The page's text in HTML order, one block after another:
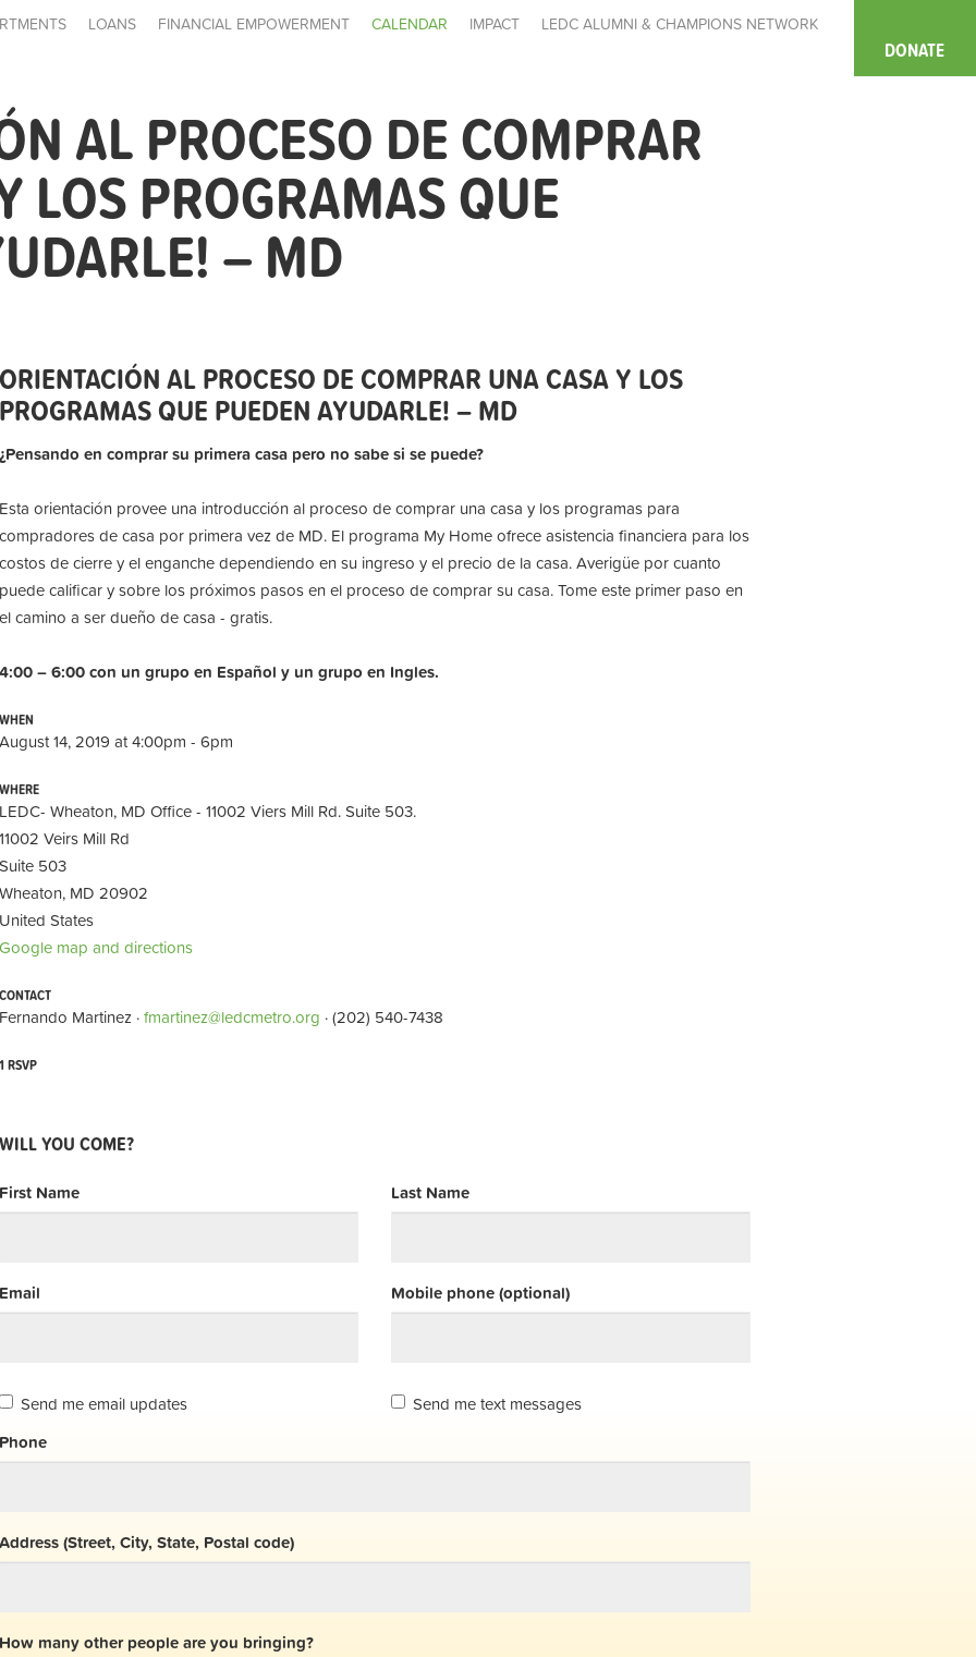
LOANS FINANCIAL EMPOWERMENT CALENDAR IMPACT
LEDC ALUMNI & CHAMPIONS NETWORK
DONATE
AL PROCESO DE COMPRAR
LOS PROGRAMAS QUE
– MD
ORIENTACIÓN AL PROCESO DE COMPRAR UNA CASA Y LOS
PROGRAMAS QUE PUEDEN AYUDARLE! – MD
¿Pensando en comprar su primera casa pero no sabe si se puede?
Esta orientación provee una introducción al proceso de comprar una casa y los programas para
compradores de casa por primera vez de MD. El programa My Home ofrece asistencia financiera para los
costos de cierre y el enganche dependiendo en su ingreso y el precio de la casa. Averigüe por cuanto
puede calificar y sobre los próximos pasos en el proceso de comprar su casa. Tome este primer paso en
el camino a ser dueño de casa - gratis.
4:00 – 6:00 con un grupo en Español y un grupo en Ingles.
WHEN
August 14, 2019 at 4:00pm - 6pm
WHERE
LEDC- Wheaton, MD Office - 11002 Viers Mill Rd. Suite 503.
11002 Veirs Mill Rd
Suite 503
Wheaton, MD 20902
United States
Google map and directions
CONTACT
Fernando Martinez ·fmartinez@ledcmetro.org · (202) 540-7438
1 RSVP
WILL YOU COME?
First Name Last Name
Email Mobile phone (optional)
Send me email updates
Send me text messages
Phone
Address (Street, City, State, Postal code)
How many other people are you bringing?